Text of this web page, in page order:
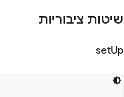
שיטות ציבוריות
setUp